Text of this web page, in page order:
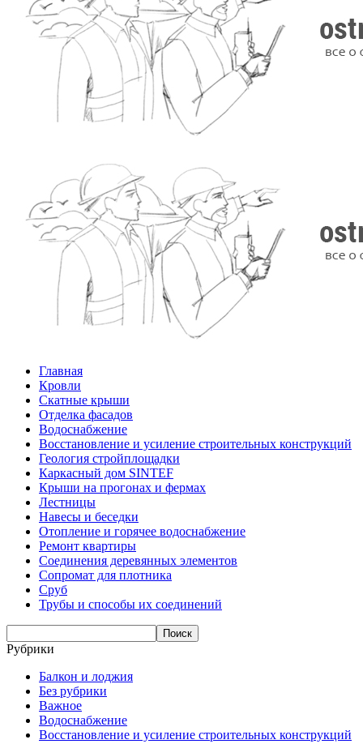
Главная
Кровли
Скатные крыши
Отделка фасадов
Водоснабжение
Восстановление и усиление строительных конструкций
Геология стройплощадки
Каркасный дом SINTEF
Крыши на прогонах и фермах
Лестницы
Навесы и беседки
Отопление и горячее водоснабжение
Ремонт квартиры
Соединения деревянных элементов
Сопромат для плотника
Сруб
Трубы и способы их соединений
Рубрики
Балкон и лоджия
Без рубрики
Важное
Водоснабжение
Восстановление и усиление строительных конструкций